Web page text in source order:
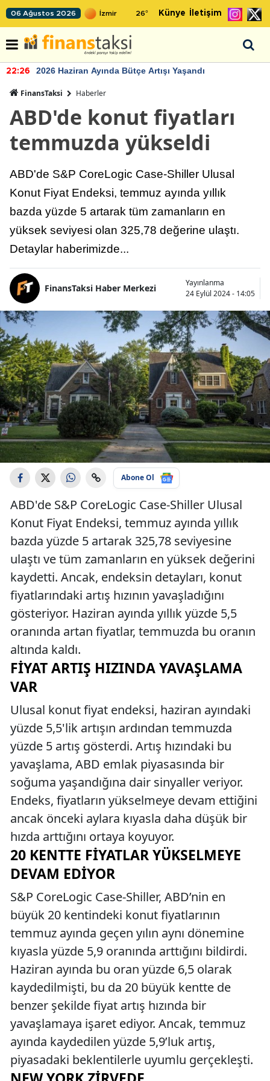
06 Ağustos 2026 26° Künye İletişim
22:26 2026 Haziran Ayında Bütçe Artışı Yaşandı
FinansTaksi Haberler
ABD'de konut fiyatları
temmuzda yükseldi
ABD'de S&P CoreLogic Case-Shiller Ulusal
Konut Fiyat Endeksi, temmuz ayında yıllık
bazda yüzde 5 artarak tüm zamanların en
yüksek seviyesi olan 325,78 değerine ulaştı.
Detaylar haberimizde...
FinansTaksi Haber Merkezi
Yayınlanma
24 Eylül 2024 - 14:05
Abone Ol
ABD'de S&P CoreLogic Case-Shiller Ulusal
Konut Fiyat Endeksi, temmuz ayında yıllık
bazda yüzde 5 artarak 325,78 seviyesine
ulaştı ve tüm zamanların en yüksek değerini
kaydetti. Ancak, endeksin detayları, konut
fiyatlarındaki artış hızının yavaşladığını
gösteriyor. Haziran ayında yıllık yüzde 5,5
oranında artan fiyatlar, temmuzda bu oranın
altında kaldı.
FIYAT ARTIŞ HIZINDA YAVAŞLAMA
VAR
Ulusal konut fiyat endeksi, haziran ayındaki
yüzde 5,5'lik artışın ardından temmuzda
yüzde 5 artış gösterdi. Artış hızındaki bu
yavaşlama, ABD emlak piyasasında bir
soğuma yaşandığına dair sinyaller veriyor.
Endeks, fiyatların yükselmeye devam ettiğini
ancak önceki aylara kıyasla daha düşük bir
hızda arttığını ortaya koyuyor.
20 KENTTE FIYATLAR YÜKSELMEYE
DEVAM EDIYOR
S&P CoreLogic Case-Shiller, ABD’nin en
büyük 20 kentindeki konut fiyatlarının
temmuz ayında geçen yılın aynı dönemine
kıyasla yüzde 5,9 oranında arttığını bildirdi.
Haziran ayında bu oran yüzde 6,5 olarak
kaydedilmişti, bu da 20 büyük kentte de
benzer şekilde fiyat artış hızında bir
yavaşlamaya işaret ediyor. Ancak, temmuz
ayında kaydedilen yüzde 5,9’luk artış,
piyasadaki beklentilerle uyumlu gerçekleşti.